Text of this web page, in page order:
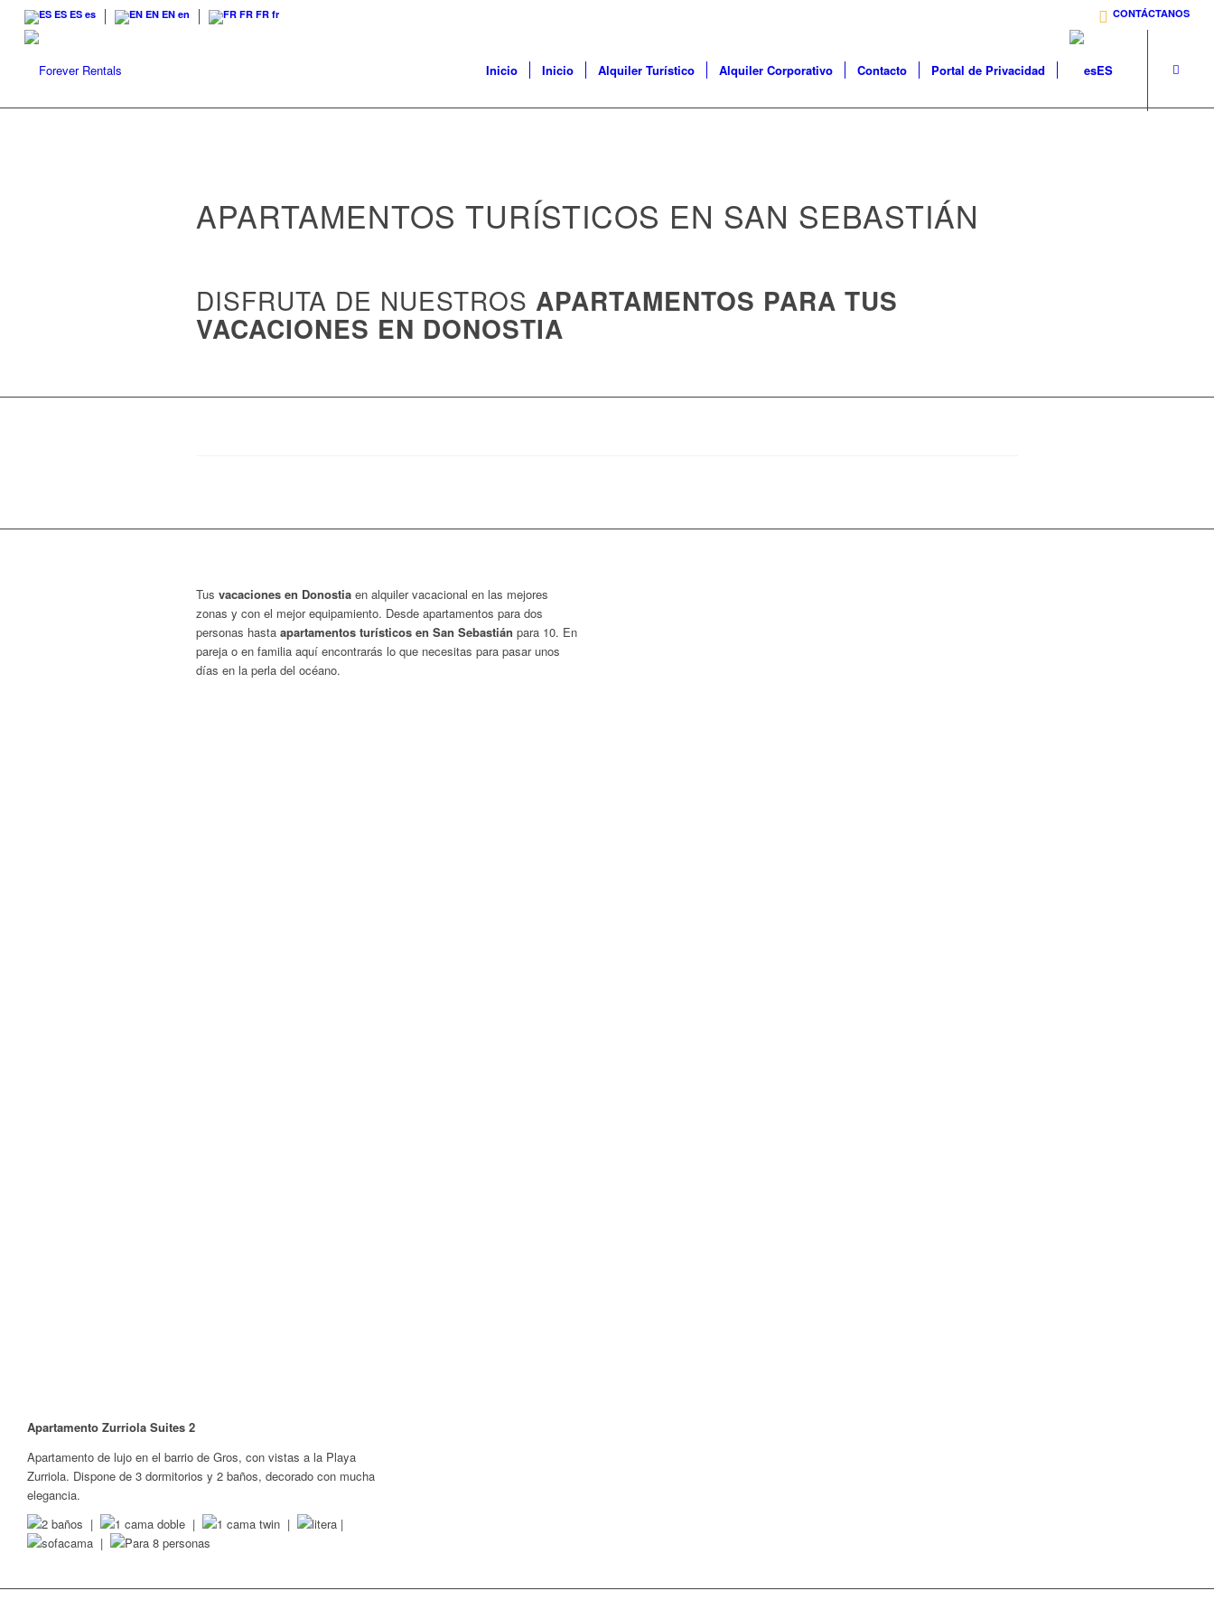
ES ES es EN EN en FR FR fr CONTÁCTANOS
Inicio Inicio Alquiler Turístico Alquiler Corporativo Contacto Portal de Privacidad ES
APARTAMENTOS TURÍSTICOS EN SAN SEBASTIÁN
DISFRUTA DE NUESTROS APARTAMENTOS PARA TUS
VACACIONES EN DONOSTIA
Tus vacaciones en Donostia en alquiler vacacional en las mejores
zonas y con el mejor equipamiento. Desde apartamentos para dos
personas hasta apartamentos turísticos en San Sebastián para 10. En
pareja o en familia aquí encontrarás lo que necesitas para pasar unos
días en la perla del océano.
Apartamento Zurriola Suites 2
Apartamento de lujo en el barrio de Gros, con vistas a la Playa
Zurriola. Dispone de 3 dormitorios y 2 baños, decorado con mucha
elegancia.
|
| |
|
|